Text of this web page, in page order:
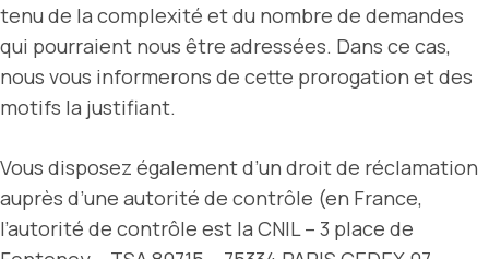
tenu de la complexité et du nombre de demandes
qui pourraient nous être adressées. Dans ce cas,
nous vous informerons de cette prorogation et des
motifs la justifiant.
Vous disposez également d’un droit de réclamation
auprès d’une autorité de contrôle (en France,
l’autorité de contrôle est la CNIL – 3 place de